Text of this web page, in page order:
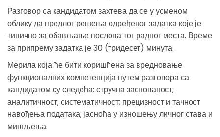
Разговор са кандидатом захтева да се у усменом
облику да предлог решења одређеног задатка које је
типично за обављање послова тог радног места. Време
за припрему задатка је 30 (тридесет) минута.
Мерила која ће бити коришћена за вредновање
функционалних компетенција путем разговора са
кандидатом су следећа: стручна заснованост;
аналитичност; систематичност; прецизност и тачност
навођења података; јасноћа у изношењу личног става и
мишљења.